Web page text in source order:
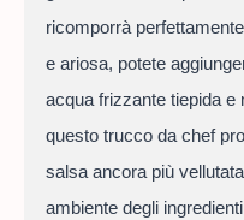
ricomporrà
e ariosa, potete
acqua frizzante tiepida e
questo trucco da chef
salsa ancora più
ambiente degli